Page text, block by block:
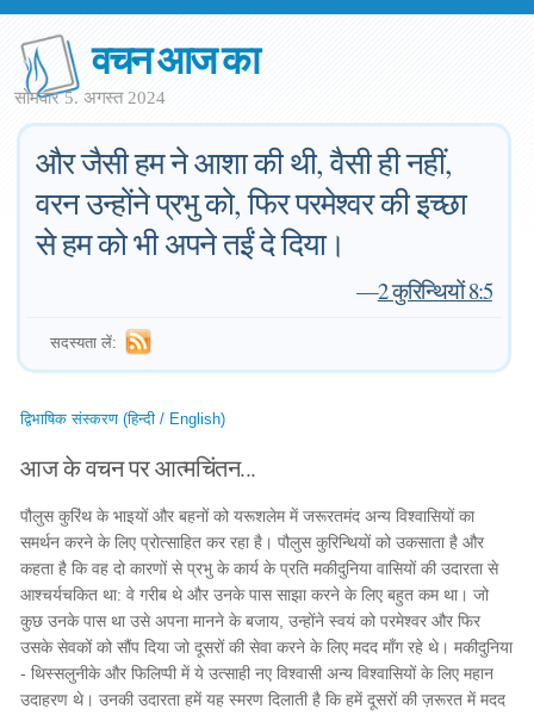
वचन आज का
सोमवार 5. अगस्त 2024
और जैसी हम ने आशा की थी, वैसी ही नहीं,
वरन उन्होंने प्रभु को, फिर परमेश्वर की इच्छा
से हम को भी अपने तईं दे दिया।
—2 कुरिन्थियों 8:5
सदस्यता लें:
द्विभाषिक संस्करण (हिन्दी / English)
आज के वचन पर आत्मचिंतन...
पौलुस कुरिंथ के भाइयों और बहनों को यरूशलेम में जरूरतमंद अन्य विश्वासियों का
समर्थन करने के लिए प्रोत्साहित कर रहा है। पौलुस कुरिन्थियों को उकसाता है और
कहता है कि वह दो कारणों से प्रभु के कार्य के प्रति मकीदुनिया वासियों की उदारता से
आश्चर्यचकित था: वे गरीब थे और उनके पास साझा करने के लिए बहुत कम था। जो
कुछ उनके पास था उसे अपना मानने के बजाय, उन्होंने स्वयं को परमेश्वर और फिर
उसके सेवकों को सौंप दिया जो दूसरों की सेवा करने के लिए मदद माँग रहे थे। मकीदुनिया
- थिस्सलुनीके और फिलिप्पी में ये उत्साही नए विश्वासी अन्य विश्वासियों के लिए महान
उदाहरण थे। उनकी उदारता हमें यह स्मरण दिलाती है कि हमें दूसरों की ज़रूरत में मदद